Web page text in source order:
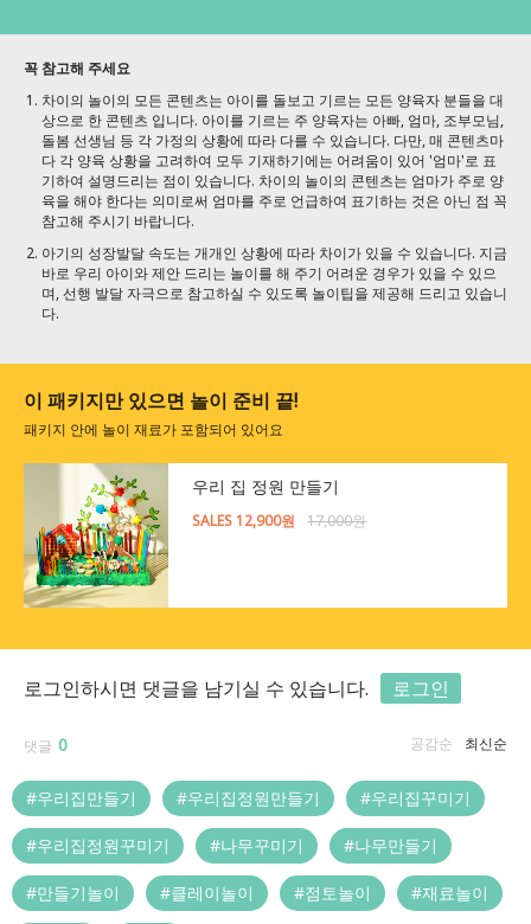
꼭 참고해 주세요
차이의 놀이의 모든 콘텐츠는 아이를 돌보고 기르는 모든 양육자 분들을 대
상으로 한 콘텐츠 입니다. 아이를 기르는 주 양육자는 아빠, 엄마, 조부모님,
돌봄 선생님 등 각 가정의 상황에 따라 다를 수 있습니다. 다만, 매 콘텐츠마
다 각 양육 상황을 고려하여 모두 기재하기에는 어려움이 있어 '엄마'로 표
기하여 설명드리는 점이 있습니다. 차이의 놀이의 콘텐츠는 엄마가 주로 양
육을 해야 한다는 의미로써 엄마를 주로 언급하여 표기하는 것은 아닌 점 꼭
참고해 주시기 바랍니다.
아기의 성장발달 속도는 개개인 상황에 따라 차이가 있을 수 있습니다. 지금
바로 우리 아이와 제안 드리는 놀이를 해 주기 어려운 경우가 있을 수 있으
며, 선행 발달 자극으로 참고하실 수 있도록 놀이팁을 제공해 드리고 있습니
다.
이 패키지만 있으면 놀이 준비 끝!
패키지 안에 놀이 재료가 포함되어 있어요
우리 집 정원 만들기
SALES 12,900원 17,000원
로그인하시면 댓글을 남기실 수 있습니다. 로그인
댓글 0 공감순 최신순
#우리집만들기 #우리집정원만들기 #우리집꾸미기
#우리집정원꾸미기 #나무꾸미기 #나무만들기
#만들기놀이 #클레이놀이 #점토놀이 #재료놀이